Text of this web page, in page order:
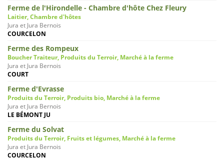
Ferme de l'Hirondelle - Chambre d'hôte Chez Fleury
Laitier, Chambre d'hôtes
Jura et Jura Bernois
COURCELON
Ferme des Rompeux
Boucher Traiteur, Produits du Terroir, Marché à la ferme
Jura et Jura Bernois
COURT
Ferme d'Evrasse
Produits du Terroir, Produits bio, Marché à la ferme
Jura et Jura Bernois
LE BÉMONT JU
Ferme du Solvat
Produits du Terroir, Fruits et légumes, Marché à la ferme
Jura et Jura Bernois
COURCELON